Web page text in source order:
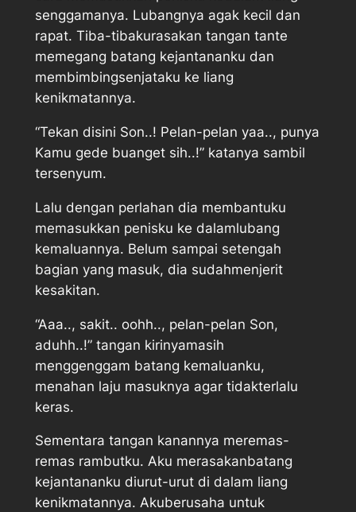
senggamanya. Lubangnya agak kecil dan
rapat. Tiba-tibakurasakan tangan tante
memegang batang kejantananku dan
membimbingsenjataku ke liang
kenikmatannya.
“Tekan disini Son..! Pelan-pelan yaa.., punya
Kamu gede buanget sih..!” katanya sambil
tersenyum.
Lalu dengan perlahan dia membantuku
memasukkan penisku ke dalamlubang
kemaluannya. Belum sampai setengah
bagian yang masuk, dia sudahmenjerit
kesakitan.
“Aaa.., sakit.. oohh.., pelan-pelan Son,
aduhh..!” tangan kirinyamasih
menggenggam batang kemaluanku,
menahan laju masuknya agar tidakterlalu
keras.
Sementara tangan kanannya meremas-
remas rambutku. Aku merasakanbatang
kejantananku diurut-urut di dalam liang
kenikmatannya. Akuberusaha untuk